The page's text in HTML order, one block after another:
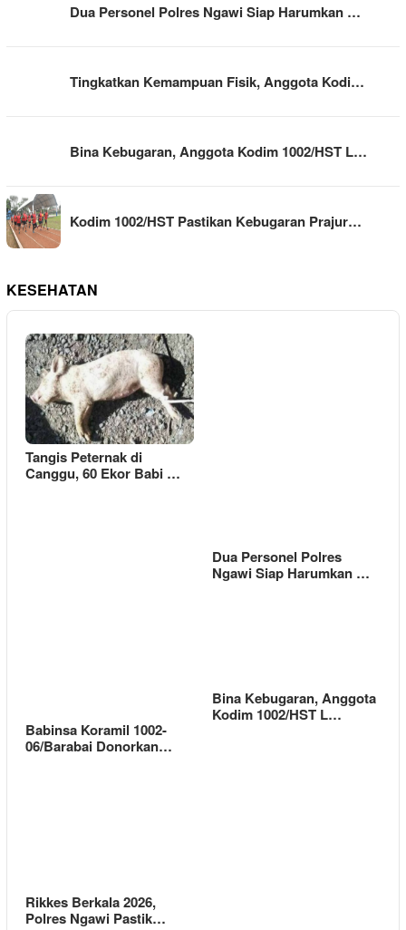
Dua Personel Polres Ngawi Siap Harumkan …
Tingkatkan Kemampuan Fisik, Anggota Kodi…
Bina Kebugaran, Anggota Kodim 1002/HST L…
Kodim 1002/HST Pastikan Kebugaran Prajur…
KESEHATAN
Tangis Peternak di
Canggu, 60 Ekor Babi …
Dua Personel Polres
Ngawi Siap Harumkan …
Babinsa Koramil 1002-
06/Barabai Donorkan…
Bina Kebugaran, Anggota
Kodim 1002/HST L…
Rikkes Berkala 2026,
Polres Ngawi Pastik…